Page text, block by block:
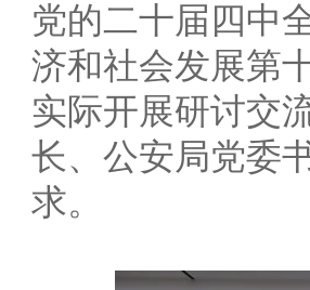
党的二十届四中
济和社会发展第
实际开展研讨交
长、公安局党委
求。